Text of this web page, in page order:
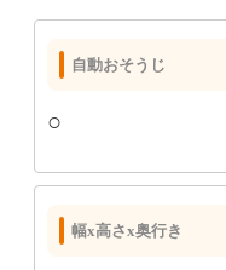
自動おそうじ
○
幅x高さx奥行き